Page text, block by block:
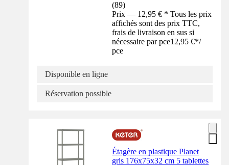
(89)
Prix — 12,95 € * Tous les prix
affichés sont des prix TTC,
frais de livraison en sus si
nécessaire par pce12,95 €*/
pce
Disponible en ligne
Réservation possible
Étagère en plastique Planet
gris 176x75x32 cm 5 tablettes